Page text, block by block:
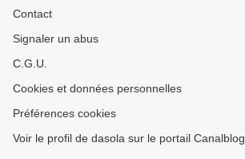
Contact
Signaler un abus
C.G.U.
Cookies et données personnelles
Préférences cookies
Voir le profil de dasola sur le portail Canalblog